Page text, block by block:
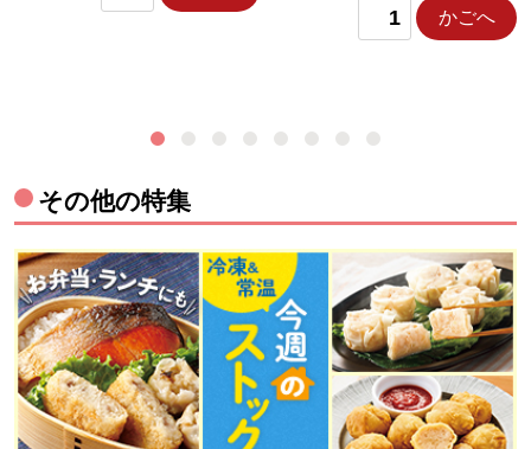
かごへ
その他の特集